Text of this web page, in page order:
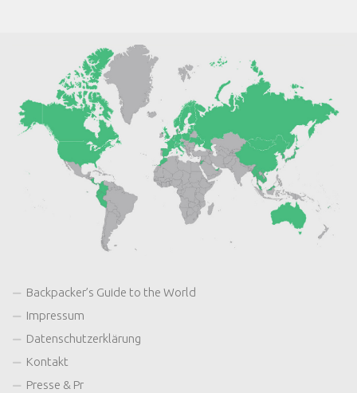
Backpacker’s Guide to the World
Impressum
Datenschutzerklärung
Kontakt
Presse & Pr